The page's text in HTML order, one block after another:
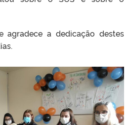
agradece a dedicação destes